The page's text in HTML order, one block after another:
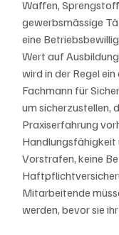
Waffen,
gewerbsmässige
eine
Wert auf
wird in der Regel
Fachmann für
um sicherzustellen,
Praxiserfahrung
Handlungsfähigkeit
Vorstrafen, keine
Mitarbeitende
werden, bevor sie